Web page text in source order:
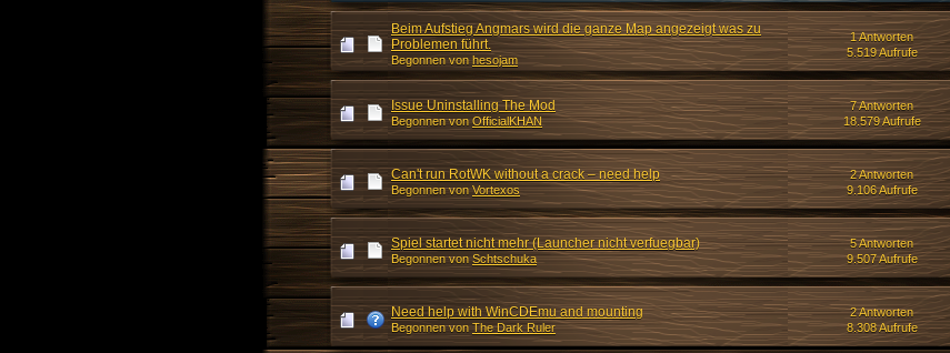
Beim Aufstieg Angmars wird die ganze Map angezeigt was zu
Problemen führt.
Begonnen vonhesojam
1 Antworten
5.519 Aufrufe
Issue Uninstalling The Mod
Begonnen von OfficialKHAN
7 Antworten
18.579 Aufrufe
Can't run RotWK without a crack – need help
Begonnen von Vortexos
2 Antworten
9.106 Aufrufe
Spiel startet nicht mehr (Launcher nicht verfuegbar)
Begonnen von Schtschuka
5 Antworten
9.507 Aufrufe
Need help with WinCDEmu and mounting
Begonnen von The Dark Ruler
2 Antworten
8.308 Aufrufe